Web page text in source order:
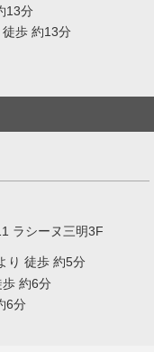
13分
歩 約13分
ラシーヌ三明3F
り 徒歩 約5分
約6分
6分